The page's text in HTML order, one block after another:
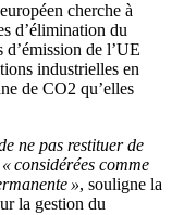
cherche à
d’élimination du
d’émission de l’UE
industrielles en
de CO2 qu’elles
ne pas restituer de
« considérées comme
», souligne la
la gestion du